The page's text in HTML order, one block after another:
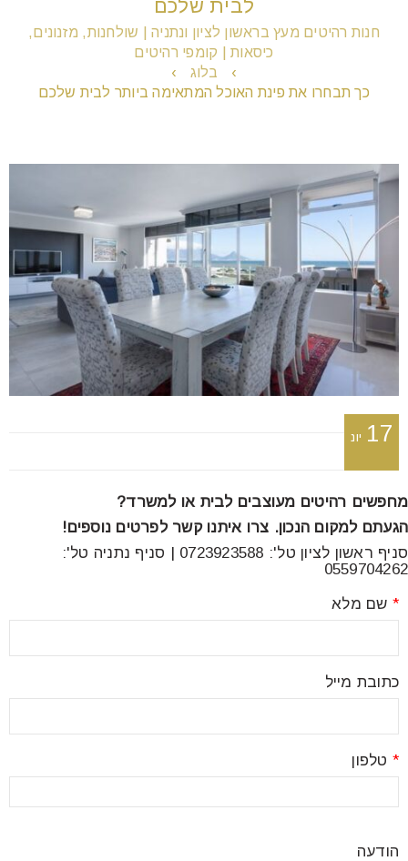
לבית שלכם
חנות רהיטים מעץ בראשון לציון ונתניה | שולחנות, מזנונים,
כיסאות | קומפי רהיטים
›
בלוג
›
כך תבחרו את פינת האוכל המתאימה ביותר לבית שלכם
17 יונ
מחפשים רהיטים מעוצבים לבית או למשרד?
הגעתם למקום הנכון. צרו איתנו קשר לפרטים נוספים!
סניף ראשון לציון טל': 0723923588 | סניף נתניה טל':
0559704262
*
כתובת מייל
*
הודעה
brightness_high ניגודיות בהירה
brightness_low ניגודיות כהה
הוסף קו תחתון לקישורים
font_download סמן קישורים
לאפס
את
האפשרויות
cached